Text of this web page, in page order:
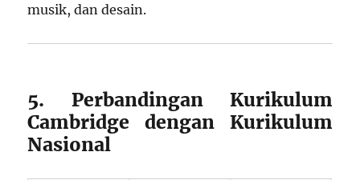
musik, dan desain.
5. Perbandingan Kurikulum
Cambridge dengan Kurikulum
Nasional